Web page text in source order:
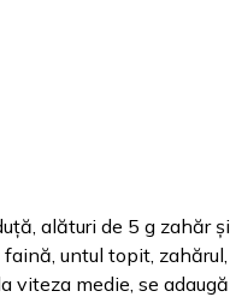
alături de 5 g zahăr
untul topit,
viteza medie, se